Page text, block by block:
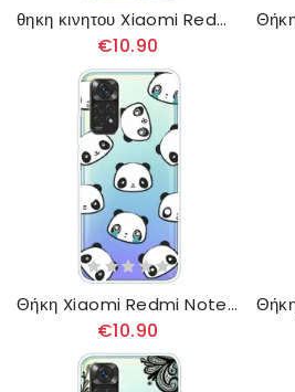
θηκη κινητου Xiaomi Redmi Note 11 Pro 4G / 5G Μικρό Γκρίζο Κοάλα
€10.90
Θήκη Xiaomi Redmi Note 11 Pro 4G / 5G Συναισθηματικά Πάντα
€10.90